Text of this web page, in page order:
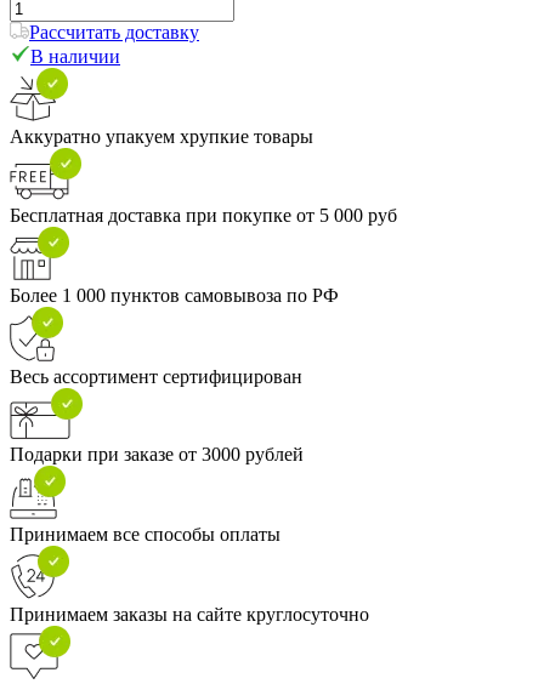
Рассчитать доставку
В наличии
Аккуратно упакуем хрупкие товары
Бесплатная доставка при покупке от 5 000 руб
Более 1 000 пунктов самовывоза по РФ
Весь ассортимент сертифицирован
Подарки при заказе от 3000 рублей
Принимаем все способы оплаты
Принимаем заказы на сайте круглосуточно